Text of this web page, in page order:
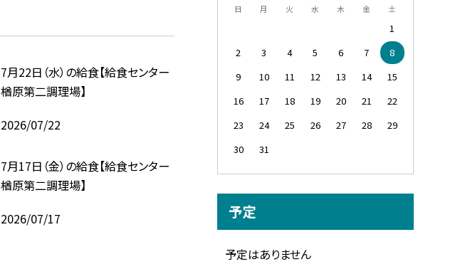
7月22日（水）の給食【給食センター
楢原第二調理場】
2026/07/22
7月17日（金）の給食【給食センター
楢原第二調理場】
2026/07/17
日 月 火 水 木 金 土
1
2
3 4 5 6 7
8
9
10 11 12 13 14
15
16
17 18 19 20 21
22
23
24 25 26 27 28
29
30
31
予定
予定はありません